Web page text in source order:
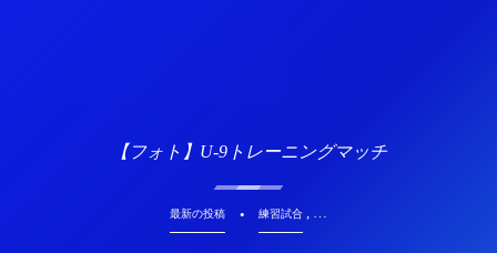
【フォト】U-9トレーニングマッチ
最新の投稿 練習試合 , …